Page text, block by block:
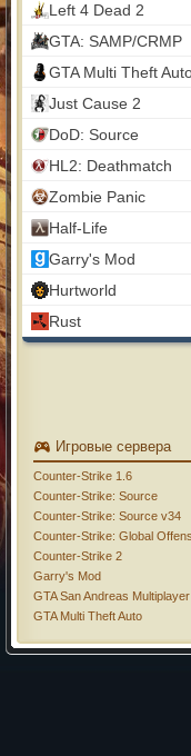
Left 4 Dead 2
GTA: SAMP/CRMP
GTA Multi Theft
Just Cause 2
DoD: Source
HL2: Deathmatch
Zombie Panic
Half-Life
Garry's Mod
Hurtworld
Rust
Игровые сервера
Counter-Strike 1.6
Counter-Strike: Source
Counter-Strike: Source v34
Counter-Strike: Global
Counter-Strike 2
Garry's Mod
GTA San Andreas Multiplayer
GTA Multi Theft Auto